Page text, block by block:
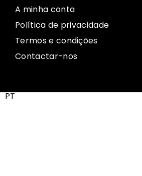
A minha conta
Política de privacidade
Termos e condições
Contactar-nos
PT